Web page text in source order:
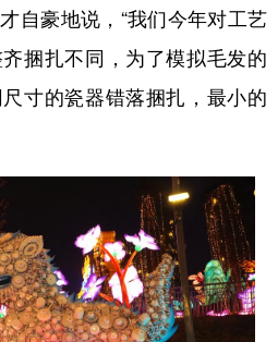
自豪地说，“我们今年对工艺
捆扎不同，为了模拟毛发的
寸的瓷器错落捆扎，最小的